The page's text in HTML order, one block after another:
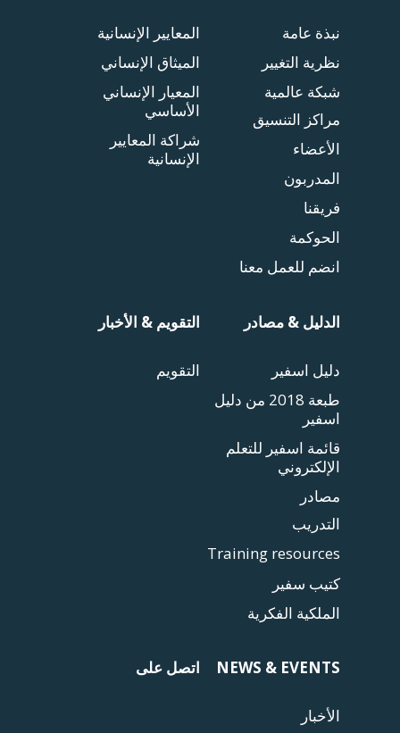
نبذة عامة
نظرية التغيير
شبكة عالمية
مراكز التنسيق
الأعضاء
المدربون
فريقنا
الحوكمة
انضم للعمل معنا
المعايير الإنسانية
الميثاق الإنساني
المعيار الإنساني
الأساسي
شراكة المعايير
الإنسانية
الدليل & مصادر
دليل اسفير
طبعة 2018 من دليل
اسفير
قائمة اسفير للتعلم
الإلكتروني
مصادر
التدريب
Training resources
كتيب سفير
الملكية الفكرية
التقويم & الأخبار
التقويم
NEWS & EVENTS
الأخبار
اتصل على